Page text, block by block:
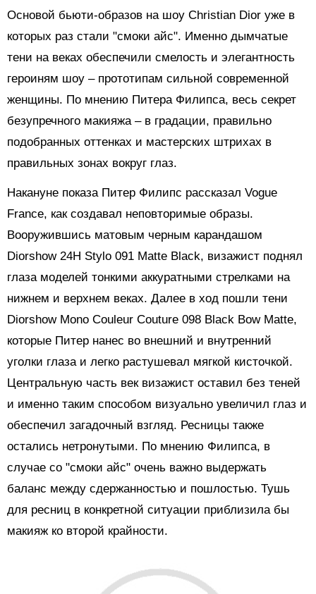
Основой бьюти-образов на шоу Christian Dior уже в
которых раз стали "смоки айс". Именно дымчатые
тени на веках обеспечили смелость и элегантность
героиням шоу – прототипам сильной современной
женщины. По мнению Питера Филипса, весь секрет
безупречного макияжа – в градации, правильно
подобранных оттенках и мастерских штрихах в
правильных зонах вокруг глаз.
Накануне показа Питер Филипс рассказал Vogue
France, как создавал неповторимые образы.
Вооружившись матовым черным карандашом
Diorshow 24H Stylo 091 Matte Black, визажист поднял
глаза моделей тонкими аккуратными стрелками на
нижнем и верхнем веках. Далее в ход пошли тени
Diorshow Mono Couleur Couture 098 Black Bow Matte,
которые Питер нанес во внешний и внутренний
уголки глаза и легко растушевал мягкой кисточкой.
Центральную часть век визажист оставил без теней
и именно таким способом визуально увеличил глаз и
обеспечил загадочный взгляд. Ресницы также
остались нетронутыми. По мнению Филипса, в
случае со "смоки айс" очень важно выдержать
баланс между сдержанностью и пошлостью. Тушь
для ресниц в конкретной ситуации приблизила бы
макияж ко второй крайности.